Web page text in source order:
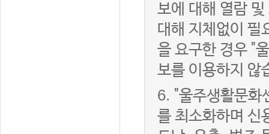
보에 대해 열람
대해 지체없이 필
을 요구한 경우 "
보를 이용하지 않
6. "울주생활문화
를 최소화하며 신